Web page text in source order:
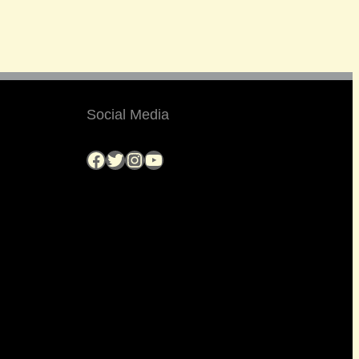
Social Media
Facebook Twitter InstagramYouTube